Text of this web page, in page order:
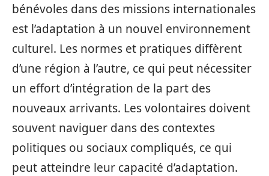
bénévoles dans des missions internationales
est l’adaptation à un nouvel environnement
culturel. Les normes et pratiques diffèrent
d’une région à l’autre, ce qui peut nécessiter
un effort d’intégration de la part des
nouveaux arrivants. Les volontaires doivent
souvent naviguer dans des contextes
politiques ou sociaux compliqués, ce qui
peut atteindre leur capacité d’adaptation.